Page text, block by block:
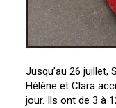
Jusqu’au 26 juillet,
Hélène et Clara
jour. Ils ont de 3 à